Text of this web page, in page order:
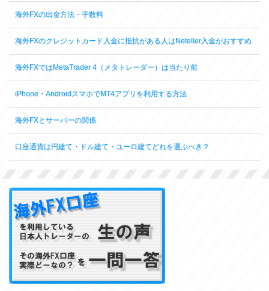
海外FXの出金方法・手数料
海外FXのクレジットカード入金に抵抗がある人はNeteller入金がおすすめ
海外FXではMetaTrader 4（メタトレーダー）は当たり前
iPhone・AndroidスマホでMT4アプリを利用する方法
海外FXとサーバーの関係
口座通貨は円建て・ドル建て・ユーロ建てどれを選ぶべき？